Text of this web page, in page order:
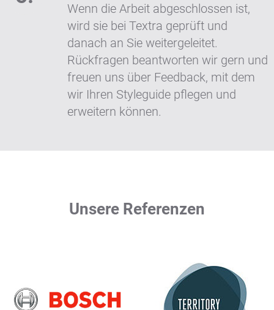
Wenn die Arbeit abgeschlossen ist,
wird sie bei Textra geprüft und
danach an Sie weitergeleitet.
Rückfragen beantworten wir gern und
freuen uns über Feedback, mit dem
wir Ihren Styleguide pflegen und
erweitern können.
Unsere Referenzen